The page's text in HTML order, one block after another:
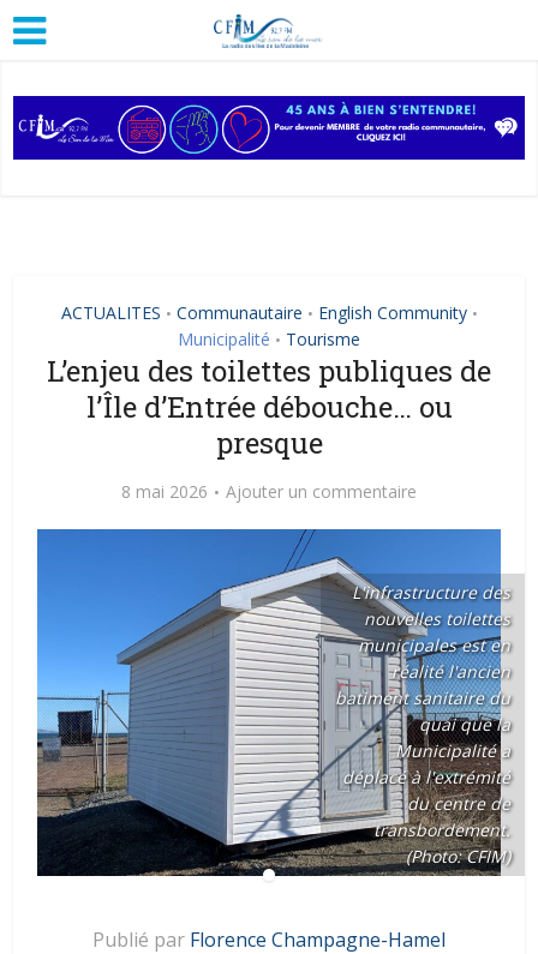
ACTUALITES • Communautaire • English Community •
Municipalité • Tourisme
L’enjeu des toilettes publiques de
l’Île d’Entrée débouche… ou
presque
8 mai 2026 Ajouter un commentaire
L'infrastructure des
nouvelles toilettes
municipales est en
réalité l'ancien
batiment sanitaire du
quai que la
Municipalité a
déplacé à l'extrémité
du centre de
transbordement.
(Photo: CFIM)
Publié par Florence Champagne-Hamel